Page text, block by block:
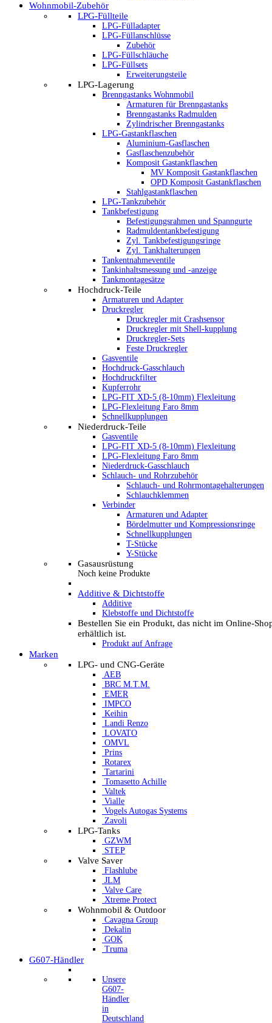
Wohnmobil-Zubehör
LPG-Füllteile
LPG-Fülladapter
LPG-Füllanschlüsse
Zubehör
LPG-Füllschläuche
LPG-Füllsets
Erweiterungsteile
LPG-Lagerung
Brenngastanks Wohnmobil
Armaturen für Brenngastanks
Brenngastanks Radmulden
Zylindrischer Brenngastanks
LPG-Gastankflaschen
Aluminium-Gasflaschen
Gasflaschenzubehör
Komposit Gastankflaschen
MV Komposit Gastankflaschen
OPD Komposit Gastankflaschen
Stahlgastankflaschen
LPG-Tankzubehör
Tankbefestigung
Befestigungsrahmen und Spanngurte
Radmuldentankbefestigung
Zyl. Tankbefestigungsringe
Zyl. Tankhalterungen
Tankentnahmeventile
Tankinhaltsmessung und -anzeige
Tankmontagesätze
Hochdruck-Teile
Armaturen und Adapter
Druckregler
Druckregler mit Crashsensor
Druckregler mit Shell-kupplung
Druckregler-Sets
Feste Druckregler
Gasventile
Hochdruck-Gasschlauch
Hochdruckfilter
Kupferrohr
LPG-FIT XD-5 (8-10mm) Flexleitung
LPG-Flexleitung Faro 8mm
Schnellkupplungen
Niederdruck-Teile
Gasventile
LPG-FIT XD-5 (8-10mm) Flexleitung
LPG-Flexleitung Faro 8mm
Niederdruck-Gasschlauch
Schlauch- und Rohrzubehör
Schlauch- und Rohrmontagehalterungen
Schlauchklemmen
Verbinder
Armaturen und Adapter
Bördelmutter und Kompressionsringe
Schnellkupplungen
T-Stücke
Y-Stücke
Gasausrüstung
Noch keine Produkte
Additive & Dichtstoffe
Additive
Klebstoffe und Dichtstoffe
Bestellen Sie ein Produkt, das nicht im Online-
erhältlich ist.
Produkt auf Anfrage
Marken
LPG- und CNG-Geräte
AEB
BRC M.T.M.
EMER
IMPCO
Keihin
Landi Renzo
LOVATO
OMVL
Prins
Rotarex
Tartarini
Tomasetto Achille
Valtek
Vialle
Vogels Autogas Systems
Zavoli
LPG-Tanks
GZWM
STEP
Valve Saver
Flashlube
JLM
Valve Care
Xtreme Protect
Wohnmobil & Outdoor
Cavagna Group
Dekalin
GOK
Truma
G607-Händler
Unsere
G607-
Händler
in
Deutschland